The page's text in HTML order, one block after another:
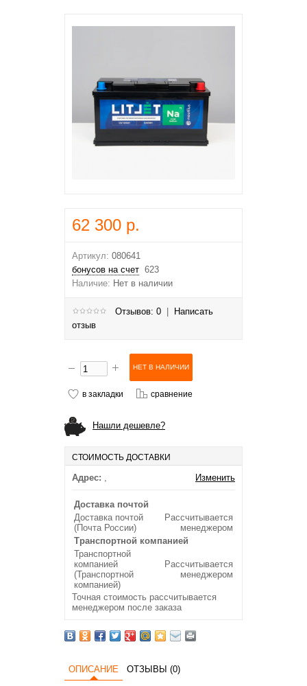
62 300 р.
Артикул: 080641
бонусов на счет 623
Наличие: Нет в наличии
Отзывов: 0
Написать
отзыв
в закладки сравнение
Нашли дешевле?
СТОИМОСТЬ ДОСТАВКИ
Адрес: , Изменить
Доставка почтой
Доставка почтой
(Почта России)
Рассчитывается
менеджером
Транспортной компанией
Транспортной
компанией
(Транспортной
компанией)
Рассчитывается
менеджером
Точная стоимость рассчитывается
менеджером после заказа
ОПИСАНИЕ ОТЗЫВЫ (0)